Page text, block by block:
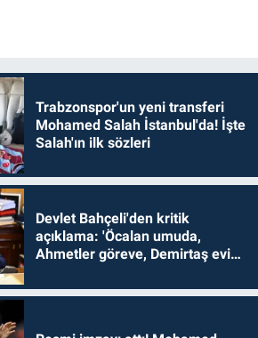
Trabzonspor'un yeni transferi
Mohamed Salah İstanbul'da! İşte
Salah'ın ilk sözleri
Devlet Bahçeli'den kritik
açıklama: 'Öcalan umuda,
Ahmetler göreve, Demirtaş evine